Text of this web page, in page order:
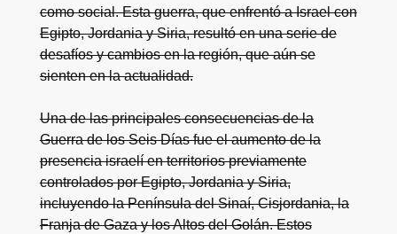
como social. Esta guerra, que enfrentó a Israel con
Egipto, Jordania y Siria, resultó en una serie de
desafíos y cambios en la región, que aún se
sienten en la actualidad.
Una de las principales consecuencias de la
Guerra de los Seis Días fue el aumento de la
presencia israelí en territorios previamente
controlados por Egipto, Jordania y Siria,
incluyendo la Península del Sinaí, Cisjordania, la
Franja de Gaza y los Altos del Golán. Estos